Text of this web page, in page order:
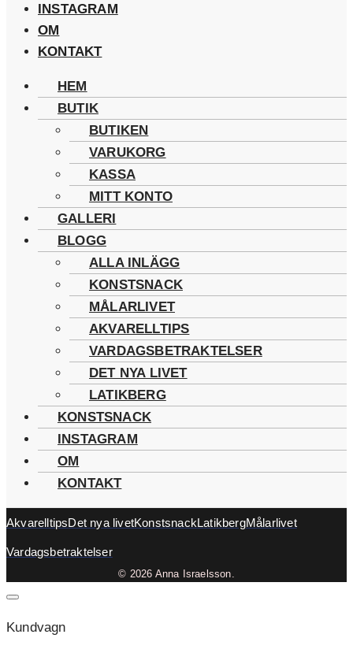
INSTAGRAM
OM
KONTAKT
HEM
BUTIK
BUTIKEN
VARUKORG
KASSA
MITT KONTO
GALLERI
BLOGG
ALLA INLÄGG
KONSTSNACK
MÅLARLIVET
AKVARELLTIPS
VARDAGSBETRAKTELSER
DET NYA LIVET
LATIKBERG
KONSTSNACK
INSTAGRAM
OM
KONTAKT
AkvarelltipsDet nya livetKonstsnackLatikbergMålarlivet
Vardagsbetraktelser
© 2026 Anna Israelsson.
Kundvagn